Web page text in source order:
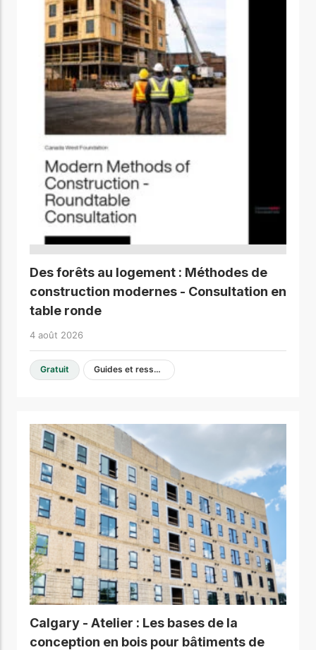
Des forêts au logement : Méthodes de
construction modernes - Consultation en
table ronde
4 août 2026
Gratuit Guides et ressources de conception
Calgary - Atelier : Les bases de la
conception en bois pour bâtiments de